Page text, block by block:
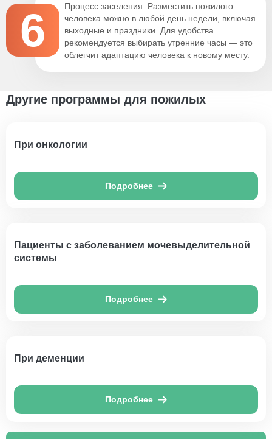
6
Процесс заселения. Разместить пожилого
человека можно в любой день недели, включая
выходные и праздники. Для удобства
рекомендуется выбирать утренние часы — это
облегчит адаптацию человека к новому месту.
Другие программы для пожилых
При онкологии
Подробнее
Пациенты с заболеванием мочевыделительной
системы
Подробнее
При деменции
Подробнее